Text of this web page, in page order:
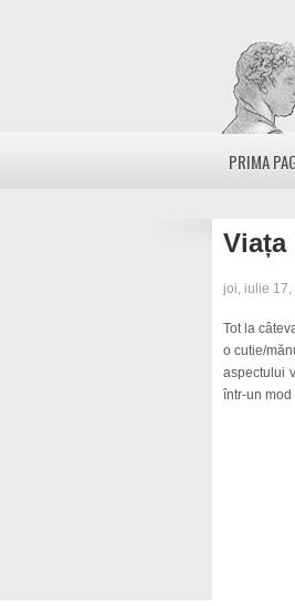
PRIMA
joi, iulie 17,
Tot la
o cutie/
aspectului
într-un mod